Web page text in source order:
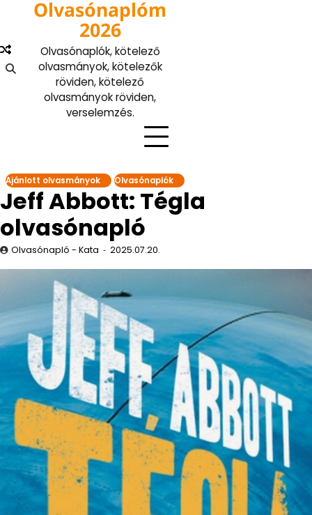
content
Olvasónaplóm
2026
Olvasónaplók, kötelező
olvasmányok, kötelezők
röviden, kötelező
olvasmányok röviden,
verselemzés.
Ajánlott olvasmányok Olvasónaplók
Jeff Abbott: Tégla
olvasónapló
Olvasónapló - Kata 2025.07.20.